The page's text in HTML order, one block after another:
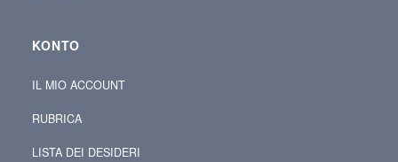
KONTO
IL MIO ACCOUNT
RUBRICA
LISTA DEI DESIDERI